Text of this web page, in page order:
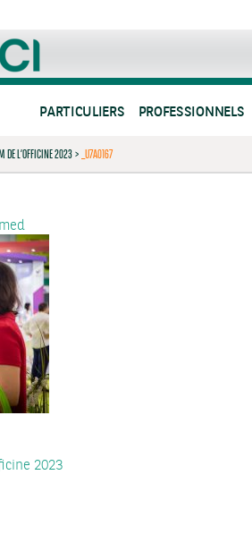
PARTICULIERS PROFESSIONNELS
DE L’OFFICINE 2023> _U7A0167
2023